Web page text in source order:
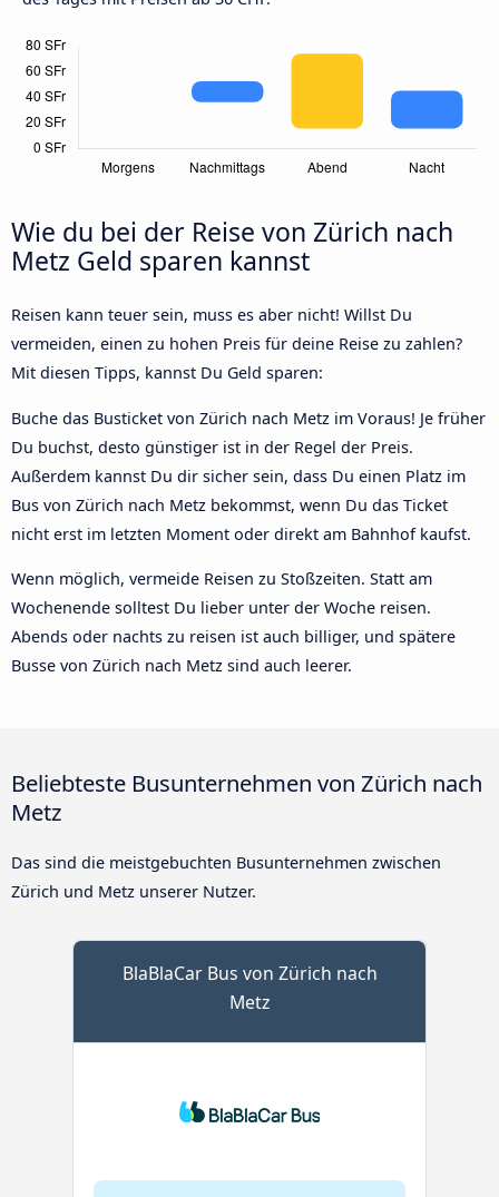
Wie du bei der Reise von Zürich nach
Metz Geld sparen kannst
Reisen kann teuer sein, muss es aber nicht! Willst Du
vermeiden, einen zu hohen Preis für deine Reise zu zahlen?
Mit diesen Tipps, kannst Du Geld sparen:
Buche das Busticket von Zürich nach Metz im Voraus! Je früher
Du buchst, desto günstiger ist in der Regel der Preis.
Außerdem kannst Du dir sicher sein, dass Du einen Platz im
Bus von Zürich nach Metz bekommst, wenn Du das Ticket
nicht erst im letzten Moment oder direkt am Bahnhof kaufst.
Wenn möglich, vermeide Reisen zu Stoßzeiten. Statt am
Wochenende solltest Du lieber unter der Woche reisen.
Abends oder nachts zu reisen ist auch billiger, und spätere
Busse von Zürich nach Metz sind auch leerer.
Beliebteste Busunternehmen von Zürich nach
Metz
Das sind die meistgebuchten Busunternehmen zwischen
Zürich und Metz unserer Nutzer.
BlaBlaCar Bus von Zürich nach
Metz